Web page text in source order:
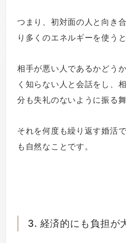
つまり、初対面の人と向き
り多くのエネルギーを使う
相手が悪い人であるかどう
く知らない人と会話をし、
分も失礼のないように振る舞
それを何度も繰り返す婚活
も自然なことです。
3. 経済的にも負担が